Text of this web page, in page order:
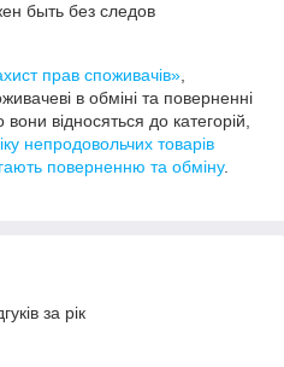
быть без следов
прав споживачів»
в обміні та поверненні
відносяться до категорій,
непродовольчих товарів
поверненню та обміну.
за рік